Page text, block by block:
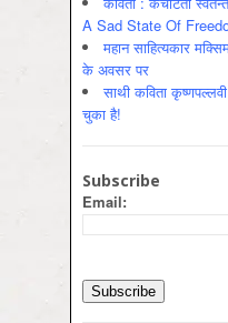
A Sad State Of
महान साहित्यकार
के अवसर पर
साथी कविता
चुका है!
Subscribe
Email: